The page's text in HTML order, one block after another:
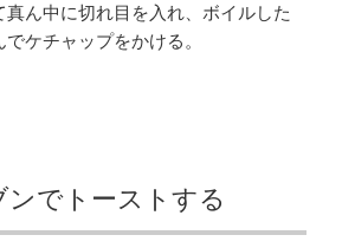
ん中に切れ目を入れ、ボイルした
ケチャップをかける。
でトーストする